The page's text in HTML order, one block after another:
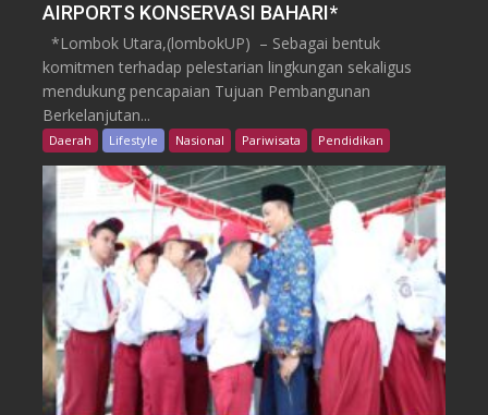
AIRPORTS KONSERVASI BAHARI*
*Lombok Utara,(lombokUP) – Sebagai bentuk
komitmen terhadap pelestarian lingkungan sekaligus
mendukung pencapaian Tujuan Pembangunan
Berkelanjutan...
Daerah Lifestyle Nasional Pariwisata Pendidikan